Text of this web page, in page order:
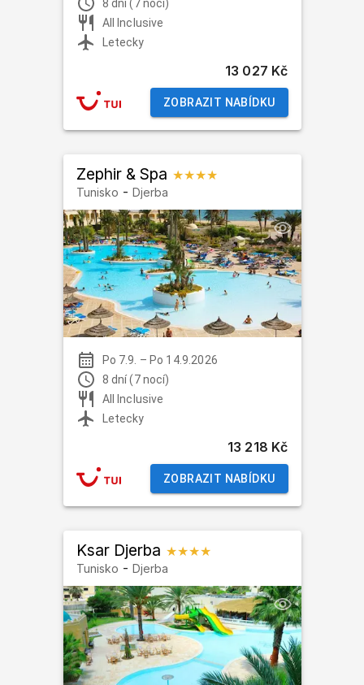
8 dní (7 nocí)
All Inclusive
Letecky
13 027 Kč
ZOBRAZIT NABÍDKU
Zephir & Spa ★★★★
Tunisko - Djerba
Po 7.9. – Po 14.9.2026
8 dní (7 nocí)
All Inclusive
Letecky
13 218 Kč
ZOBRAZIT NABÍDKU
Ksar Djerba ★★★★
Tunisko - Djerba